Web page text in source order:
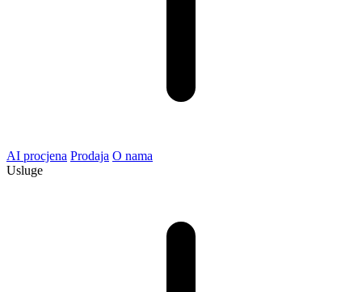
AI procjena Prodaja O nama
Usluge